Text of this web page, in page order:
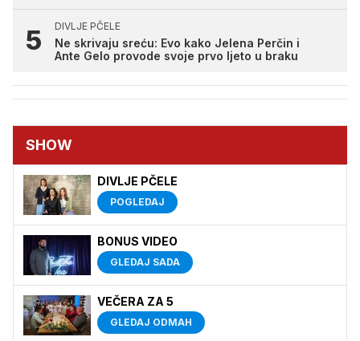
DIVLJE PČELE
Ne skrivaju sreću: Evo kako Jelena Perčin i
Ante Gelo provode svoje prvo ljeto u braku
SHOW
DIVLJE PČELE
POGLEDAJ
BONUS VIDEO
GLEDAJ SADA
VEČERA ZA 5
GLEDAJ ODMAH